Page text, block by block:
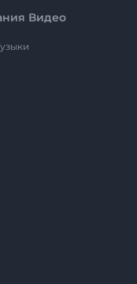
Видео